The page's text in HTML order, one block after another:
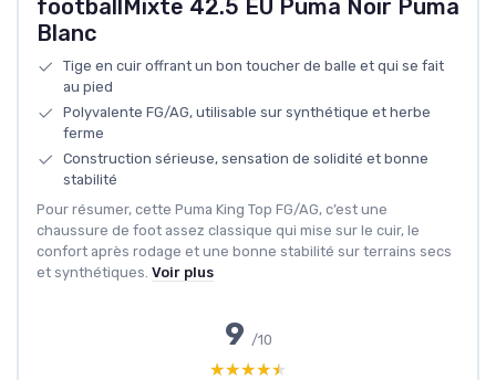
footballMixte 42.5 EU Puma Noir Puma
Blanc
Tige en cuir offrant un bon toucher de balle et qui se fait
au pied
Polyvalente FG/AG, utilisable sur synthétique et herbe
ferme
Construction sérieuse, sensation de solidité et bonne
stabilité
Pour résumer, cette Puma King Top FG/AG, c’est une
chaussure de foot assez classique qui mise sur le cuir, le
confort après rodage et une bonne stabilité sur terrains secs
et synthétiques. Voir plus
9 /10
★★★★★
★★★★★